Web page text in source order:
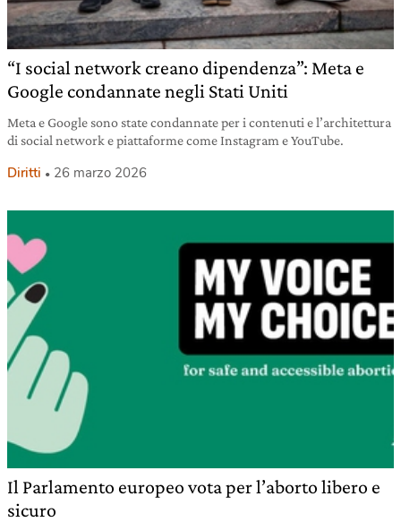
“I social network creano dipendenza”: Meta e
Google condannate negli Stati Uniti
Meta e Google sono state condannate per i contenuti e l’architettura
di social network e piattaforme come Instagram e YouTube.
Diritti 26 marzo 2026
Il Parlamento europeo vota per l’aborto libero e
sicuro